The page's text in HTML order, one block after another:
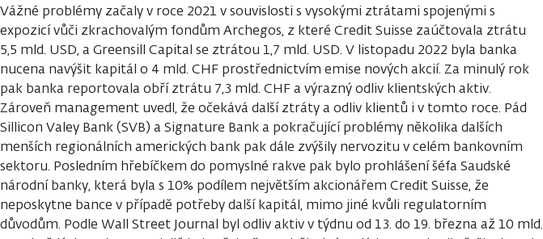
Vážné problémy začaly v roce 2021 v souvislosti s vysokými ztrátami spojenými s
expozicí vůči zkrachovalým fondům Archegos, z které Credit Suisse zaúčtovala ztrátu
5,5 mld. USD, a Greensill Capital se ztrátou 1,7 mld. USD. V listopadu 2022 byla banka
nucena navýšit kapitál o 4 mld. CHF prostřednictvím emise nových akcií. Za minulý rok
pak banka reportovala obří ztrátu 7,3 mld. CHF a výrazný odliv klientských aktiv.
Zároveň management uvedl, že očekává další ztráty a odliv klientů i v tomto roce. Pád
Sillicon Valey Bank (SVB) a Signature Bank a pokračující problémy několika dalších
menších regionálních amerických bank pak dále zvýšily nervozitu v celém bankovním
sektoru. Posledním hřebíčkem do pomyslné rakve pak bylo prohlášení šéfa Saudské
národní banky, která byla s 10% podílem největším akcionářem Credit Suisse, že
neposkytne bance v případě potřeby další kapitál, mimo jiné kvůli regulatorním
důvodům. Podle Wall Street Journal byl odliv aktiv v týdnu od 13. do 19. března až 10 mld.